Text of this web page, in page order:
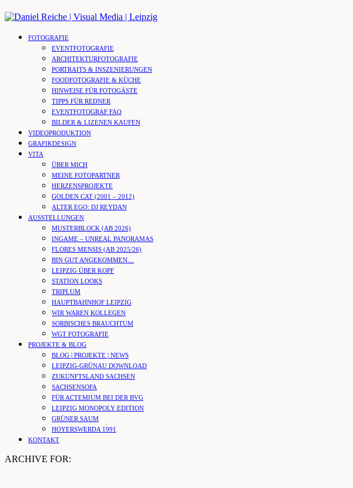
Skip
contentFOTOGRAFIE
EVENTFOTOGRAFIE
ARCHITEKTURFOTOGRAFIE
PORTRAITS & INSZENIERUNGEN
FOODFOTOGRAFIE & KÜCHE
HINWEISE FÜR FOTOGÄSTE
TIPPS FÜR REDNER
EVENTFOTOGRAF FAQ
BILDER & LIZENEN KAUFEN
VIDEOPRODUKTION
GRAFIKDESIGN
VITA
ÜBER MICH
MEINE FOTOPARTNER
HERZENSPROJEKTE
GOLDEN CAT (2001 – 2012)
ALTER EGO: DJ REYDAN
AUSSTELLUNGEN
MUSTERBLOCK (AB 2026)
INGAME – UNREAL PANORAMAS
FLORES MENSIS (AB 2025/26)
BIN GUT ANGEKOMMEN…
LEIPZIG ÜBER KOPF
STATION LOOKS
TRIPLUM
HAUPTBAHNHOF LEIPZIG
WIR WAREN KOLLEGEN
SORBISCHES BRAUCHTUM
WGT FOTOGRAFIE
PROJEKTE & BLOG
BLOG | PROJEKTE | NEWS
LEIPZIG-GRÜNAU DOWNLOAD
ZUKUNFTSLAND SACHSEN
SACHSENSOFA
FÜR ACTEMIUM BEI DER BVG
LEIPZIG MONOPOLY EDITION
GRÜNER SAUM
HOYERSWERDA 1991
KONTAKT
ARCHIVE FOR: